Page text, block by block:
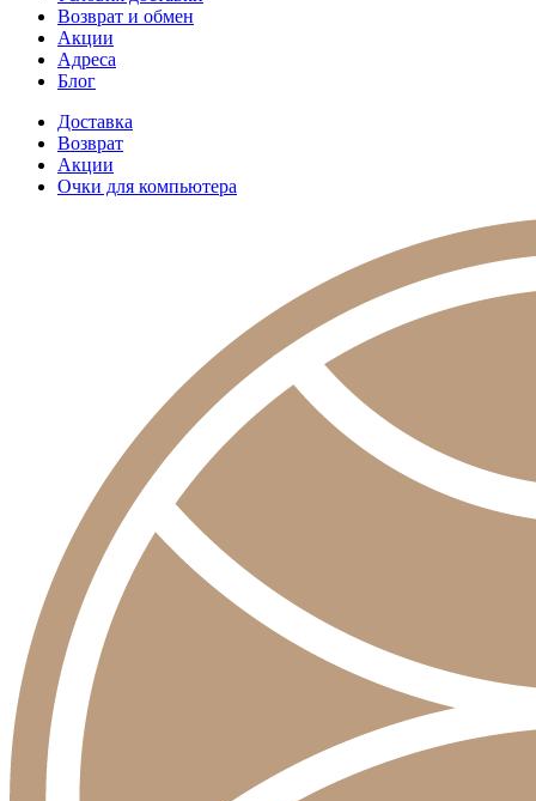
Возврат и обмен
Акции
Адреса
Блог
Доставка
Возврат
Акции
Очки для компьютера